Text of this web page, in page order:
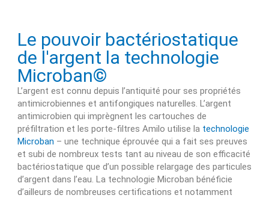
Le pouvoir bactériostatique
de l'argent la technologie
Microban©
L’argent est connu depuis l’antiquité pour ses propriétés
antimicrobiennes et antifongiques naturelles. L’argent
antimicrobien qui imprègnent les cartouches de
préfiltration et les porte-filtres Amilo utilise la technologie
Microban – une technique éprouvée qui a fait ses preuves
et subi de nombreux tests tant au niveau de son efficacité
bactériostatique que d’un possible relargage des particules
d’argent dans l’eau. La technologie Microban bénéficie
d’ailleurs de nombreuses certifications et notamment